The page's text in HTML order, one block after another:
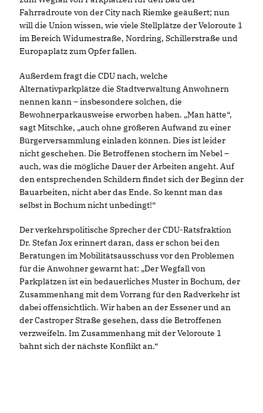
Fahrradroute von der City nach Riemke geäußert; nun
will die Union wissen, wie viele Stellplätze der Veloroute 1
im Bereich Widumestraße, Nordring, Schillerstraße und
Europaplatz zum Opfer fallen.
Außerdem fragt die CDU nach, welche
Alternativparkplätze die Stadtverwaltung Anwohnern
nennen kann – insbesondere solchen, die
Bewohnerparkausweise erworben haben. „Man hätte“,
sagt Mitschke, „auch ohne größeren Aufwand zu einer
Bürgerversammlung einladen können. Dies ist leider
nicht geschehen. Die Betroffenen stochern im Nebel –
auch, was die mögliche Dauer der Arbeiten angeht. Auf
den entsprechenden Schildern findet sich der Beginn der
Bauarbeiten, nicht aber das Ende. So kennt man das
selbst in Bochum nicht unbedingt!“
Der verkehrspolitische Sprecher der CDU-Ratsfraktion
Dr. Stefan Jox erinnert daran, dass er schon bei den
Beratungen im Mobilitätsausschuss vor den Problemen
für die Anwohner gewarnt hat: „Der Wegfall von
Parkplätzen ist ein bedauerliches Muster in Bochum, der
Zusammenhang mit dem Vorrang für den Radverkehr ist
dabei offensichtlich. Wir haben an der Essener und an
der Castroper Straße gesehen, dass die Betroffenen
verzweifeln. Im Zusammenhang mit der Veloroute 1
bahnt sich der nächste Konflikt an.“